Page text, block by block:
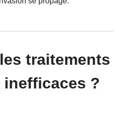
traitements
?